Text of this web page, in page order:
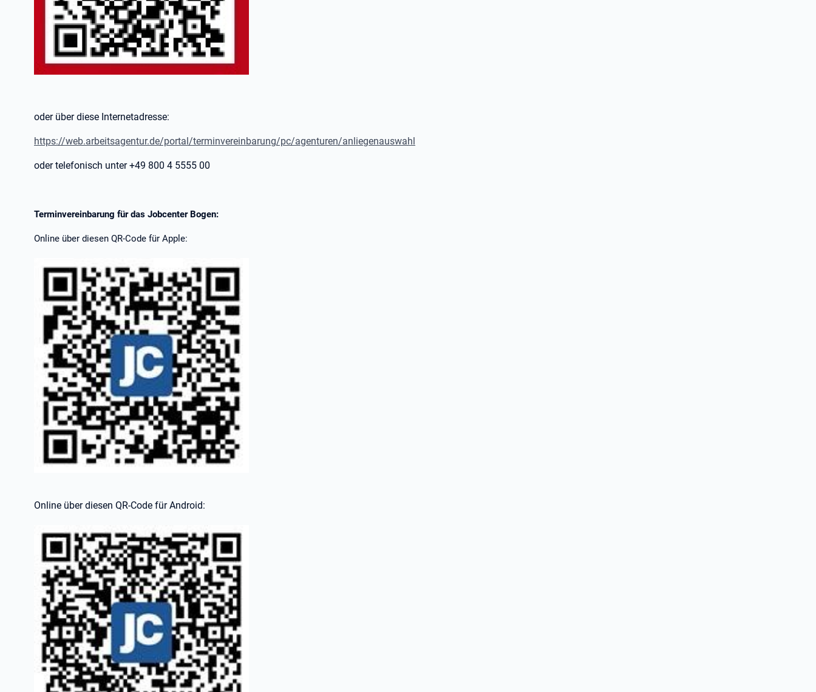
oder über diese Internetadresse:
https://web.arbeitsagentur.de/portal/terminvereinbarung/pc/agenturen/anliegenauswahl
oder telefonisch unter +49 800 4 5555 00
Terminvereinbarung für das Jobcenter Bogen:
Online über diesen QR-Code für Apple:
Online über diesen QR-Code für Android: